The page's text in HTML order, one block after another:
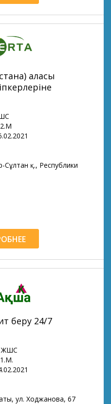
қаласы
Сұлтан қ., Республики
беру 24/7
ЖШС
ул. Ходжанова, 67